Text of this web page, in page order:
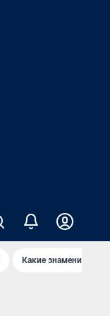
Какие знаменитости